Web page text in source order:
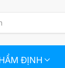
ĐỊNH